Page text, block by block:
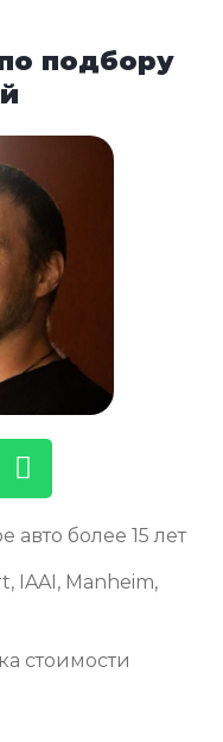
подбору
более 15 лет
IAAI, Manheim,
стоимости